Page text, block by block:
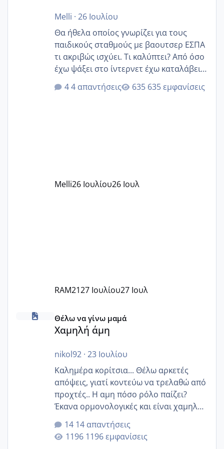
Melli · 26 Ιουλίου
Θα ήθελα οποίος γνωρίζει για τους
παιδικούς σταθμούς με βαουτσερ ΕΣΠΑ
τι ακριβώς ισχύει. Τι καλύπτει? Από όσο
έχω ψάξει στο ίντερνετ έχω καταλάβει
ότι το βαουτσερ καλύπτει όλα τα
δίδακτρα και τα τροφεια του ιδιωτικού
Εγώ πήγα σε έναν ιδιωτικό παιδικό στ
4 απαντήσεις 635 εμφανίσεις
Melli26 Ιουλίου26 Ιουλ
RAM2127 Ιουλίου27 Ιουλ
Χαμηλή άμη
Θέλω να γίνω μαμά
Χαμηλή άμη
nikol92· 23 Ιουλίου
Καλημέρα κορίτσια... Θέλω αρκετές
απόψεις, γιατί κοντεύω να τρελαθώ από
προχτές.. Η αμη πόσο ρόλο παίζει?
Έκανα ορμονολογικές και είναι χαμηλή
για την ηλικία μου.. Είχα ήδη μια
εγκυμοσύνη, που έπρεπε να τερματιστεί
στην 27η εβδομάδα και προσπαθώ 7
14 απαντήσεις
1196 εμφανίσεις